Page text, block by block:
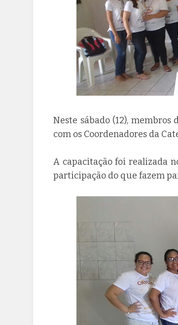
Neste sábado (12),
com os Coordenadores da
A capacitação foi realizada
participação do que fazem